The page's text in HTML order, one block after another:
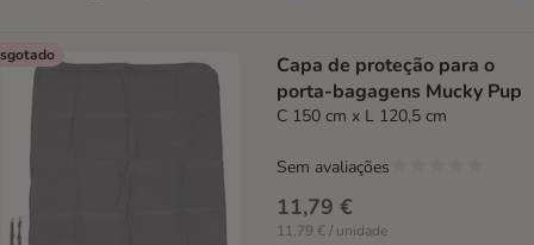
Capa de proteção para o
porta-bagagens Mucky Pup
C 150 cm x L 120,5 cm
11,79 €
11,79 € / unidade
Sem avaliações